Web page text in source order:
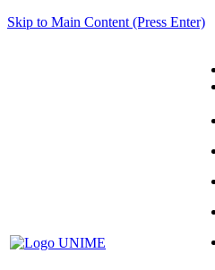
Skip to Main Content (Press Enter)